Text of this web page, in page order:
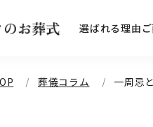
選ばれる理由
葬儀コラム 一周忌